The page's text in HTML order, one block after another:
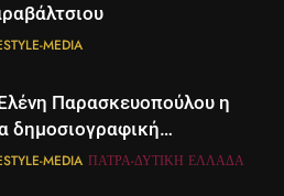
MEDIA
Παρασκευοπούλου η
δημοσιογραφική
του ΣΚΑΪ στην
MEDIA ΠΆΤΡΑ-ΔΥΤΙΚΉ ΕΛΛΆΔΑ